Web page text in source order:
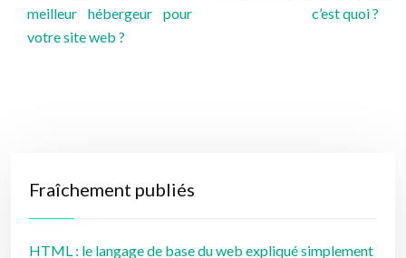
meilleur hébergeur pour
votre site web ?
c’est quoi ?
Fraîchement publiés
HTML : le langage de base du web expliqué simplement